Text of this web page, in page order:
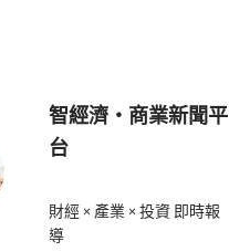
智經濟・商業新聞平
台
財經 × 產業 × 投資 即時報
導